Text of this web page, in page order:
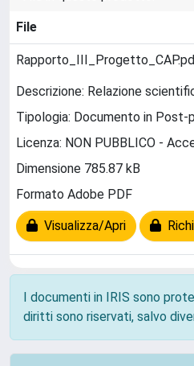
File
Descrizione: Relazione
Tipologia: Documento in Post-
Licenza: NON PUBBLICO -
Dimensione 785.87 kB
Formato Adobe PDF
Visualizza/Apri
I documenti in IRIS sono
diritti sono riservati, salvo